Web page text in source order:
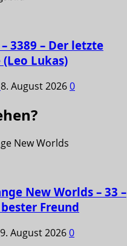
3389 – Der letzte
Lukas)
8. August 20260
New Worlds – 33 –
Freund
9. August 20260